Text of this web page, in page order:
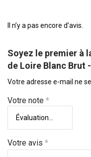
Il n’y a pas encore d’avis.
Soyez le premier à
de Loire Blanc Brut
Votre adresse e-mail ne
Votre note *
Votre avis *